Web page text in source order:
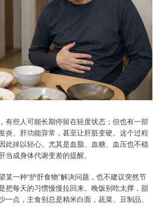
有些人可能长期停留在轻度状态；但也有一部
炎、肝功能异常，甚至让肝脏变硬。这个过程
此掉以轻心。尤其是血脂、血糖、血压也不稳
当成身体代谢变差的提醒。
某一种“护肝食物”解决问题，也不建议突然节
把每天的习惯慢慢拉回来。晚饭别吃太撑，甜
一点，主食别总是精米白面，蔬菜、豆制品、